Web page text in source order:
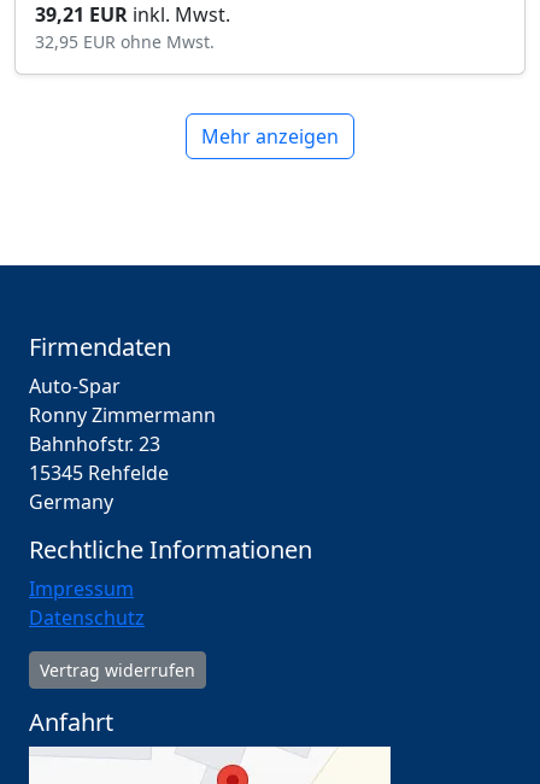
39,21 EUR inkl. Mwst.
32,95 EUR ohne Mwst.
Mehr anzeigen
Firmendaten
Auto-Spar
Ronny Zimmermann
Bahnhofstr. 23
15345 Rehfelde
Germany
Rechtliche Informationen
Impressum
Datenschutz
Vertrag widerrufen
Anfahrt